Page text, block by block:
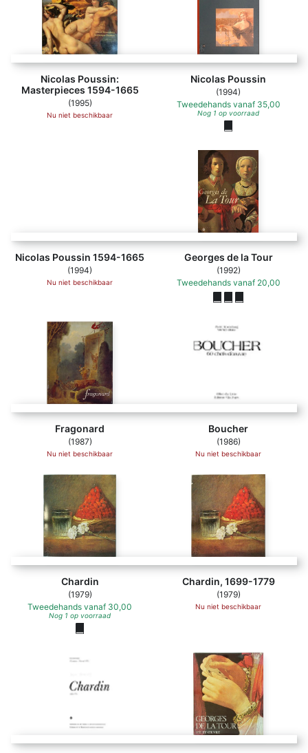
Nicolas Poussin:
Masterpieces 1594-1665
(1995)
Nu niet beschikbaar
Nicolas Poussin
(1994)
Tweedehands vanaf 35,00
Nog 1 op voorraad
Nicolas Poussin 1594-1665 - Professor Pierre Rosenberg,
Nicolas Poussin 1594-1665
(1994)
Nu niet beschikbaar
Georges de la Tour
(1992)
Tweedehands vanaf 20,00
Fragonard
(1987)
Nu niet beschikbaar
Boucher
(1986)
Nu niet beschikbaar
Chardin
(1979)
Tweedehands vanaf 30,00
Nog 1 op voorraad
Chardin, 1699-1779
(1979)
Nu niet beschikbaar